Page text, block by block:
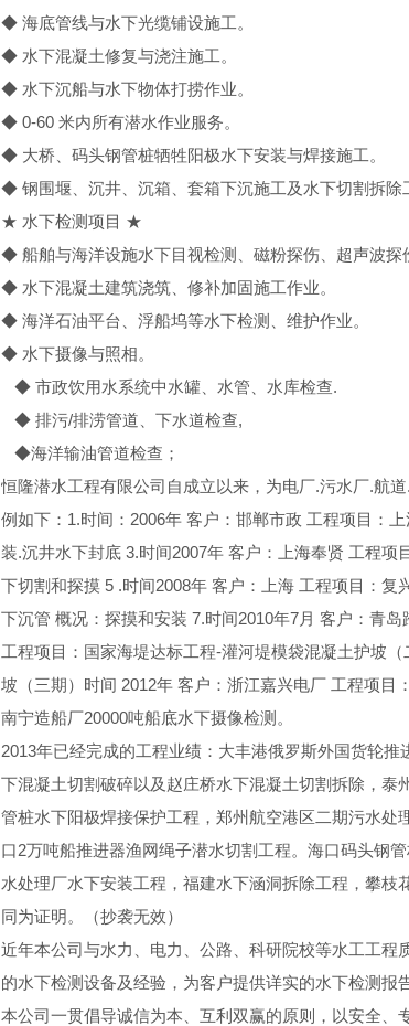
◆ 海底管线与水下光缆铺设施工。
◆ 水下混凝土修复与浇注施工。
◆ 水下沉船与水下物体打捞作业。
◆ 0-60 米内所有潜水作业服务。
◆ 大桥、码头钢管桩牺牲阳极水下安装与焊接施工。
◆ 钢围堰、沉井、沉箱、套箱下沉施工及水下切割拆除
★ 水下检测项目 ★
◆ 船舶与海洋设施水下目视检测、磁粉探伤、超声波探
◆ 水下混凝土建筑浇筑、修补加固施工作业。
◆ 海洋石油平台、浮船坞等水下检测、维护作业。
◆ 水下摄像与照相。
◆ 市政饮用水系统中水罐、水管、水库检查.
◆ 排污/排涝管道、下水道检查,
◆海洋输油管道检查；
恒隆潜水工程有限公司自成立以来，为电厂.污水厂.航
例如下：1.时间：2006年 客户：邯郸市政 工程项目：
装.沉井水下封底 3.时间2007年 客户：上海奉贤 工程
下切割和探摸 5 .时间2008年 客户：上海 工程项目：
下沉管 概况：探摸和安装 7.时间2010年7月 客户：青
工程项目：国家海堤达标工程-灌河堤模袋混凝土护坡
坡（三期）时间 2012年 客户：浙江嘉兴电厂 工程项
南宁造船厂20000吨船底水下摄像检测。
2013年已经完成的工程业绩：大丰港俄罗斯外国货轮
下混凝土切割破碎以及赵庄桥水下混凝土切割拆除，
管桩水下阳极焊接保护工程，郑州航空港区二期污水
口2万吨船推进器渔网绳子潜水切割工程。海口码头钢
水处理厂水下安装工程，福建水下涵洞拆除工程，攀
同为证明。（抄袭无效）
近年本公司与水力、电力、公路、科研院校等水工工
的水下检测设备及经验，为客户提供详实的水下检测报
本公司一贯倡导诚信为本、互利双赢的原则，以安全、